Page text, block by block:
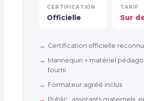
CERTIFICATION
Officielle
TARIF
Sur
Certification officielle
Mannequin + matériel
fourni
Formateur agréé inclus
Public : assistants maternels,